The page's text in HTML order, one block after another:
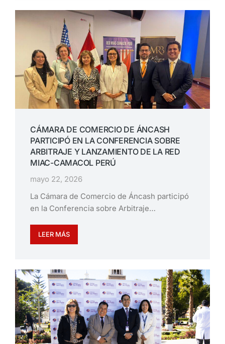
CÁMARA DE COMERCIO DE ÁNCASH
PARTICIPÓ EN LA CONFERENCIA SOBRE
ARBITRAJE Y LANZAMIENTO DE LA RED
MIAC-CAMACOL PERÚ
mayo 22, 2026
La Cámara de Comercio de Áncash participó
en la Conferencia sobre Arbitraje…
LEER MÁS